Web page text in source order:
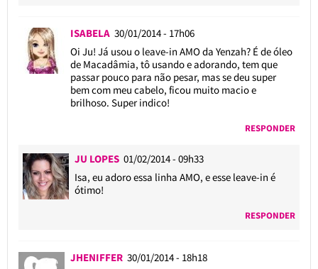
ISABELA 30/01/2014 - 17h06
Oi Ju! Já usou o leave-in AMO da Yenzah? É de óleo
de Macadâmia, tô usando e adorando, tem que
passar pouco para não pesar, mas se deu super
bem com meu cabelo, ficou muito macio e
brilhoso. Super indico!
RESPONDER
JU LOPES 01/02/2014 - 09h33
Isa, eu adoro essa linha AMO, e esse leave-in é
ótimo!
RESPONDER
JHENIFFER 30/01/2014 - 18h18